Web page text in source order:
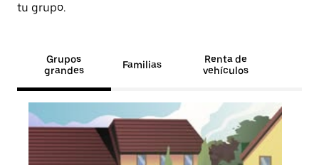
tu grupo.
Grupos
grandes
Familias
Renta de
vehículos